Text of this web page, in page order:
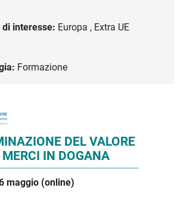
interesse: Europa , Extra UE
Formazione
iniziativaDEL VALORE
MERCI IN DOGANA
maggio (online)